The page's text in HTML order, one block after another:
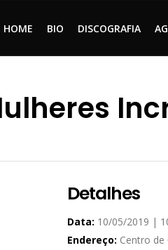
HOME BIO DISCOGRAFIA
Detalhes
Data: 10/05/2019 |
Endereço: Centro de